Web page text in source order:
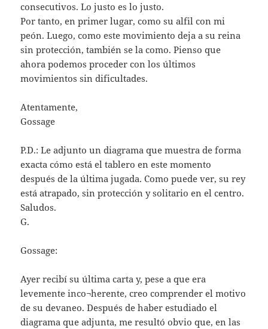
consecutivos. Lo justo es lo justo.
Por tanto, en primer lugar, como su alfil con mi
peón. Luego, como este movimiento deja a su reina
sin protección, también se la como. Pienso que
ahora podemos proceder con los últimos
movimientos sin dificultades.
Atentamente,
Gossage
P.D.: Le adjunto un diagrama que muestra de forma
exacta cómo está el tablero en este momento
después de la última jugada. Como puede ver, su rey
está atrapado, sin protección y solitario en el centro.
Saludos.
G.
Gossage:
Ayer recibí su última carta y, pese a que era
levemente inco¬herente, creo comprender el motivo
de su devaneo. Después de haber estudiado el
diagrama que adjunta, me resultó obvio que, en las